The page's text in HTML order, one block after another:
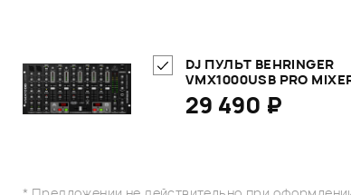
DJ ПУЛЬТ BEHRINGER
VMX1000USB PRO
29 490 ₽